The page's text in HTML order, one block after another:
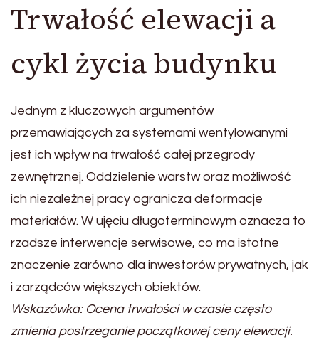
Trwałość elewacji a
cykl życia budynku
Jednym z kluczowych argumentów
przemawiających za systemami wentylowanymi
jest ich wpływ na trwałość całej przegrody
zewnętrznej. Oddzielenie warstw oraz możliwość
ich niezależnej pracy ogranicza deformacje
materiałów. W ujęciu długoterminowym oznacza to
rzadsze interwencje serwisowe, co ma istotne
znaczenie zarówno dla inwestorów prywatnych, jak
i zarządców większych obiektów.
Wskazówka: Ocena trwałości w czasie często
zmienia postrzeganie początkowej ceny elewacji.